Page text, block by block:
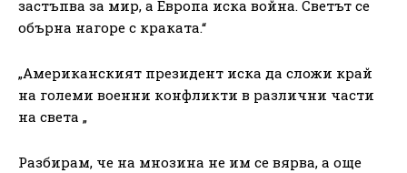
застъпва за мир, а Европа иска война. Светът се
обърна нагоре с краката.“
„Американският президент иска да сложи край
на големи военни конфликти в различни части
на света „
Разбирам, че на мнозина не им се вярва, а още